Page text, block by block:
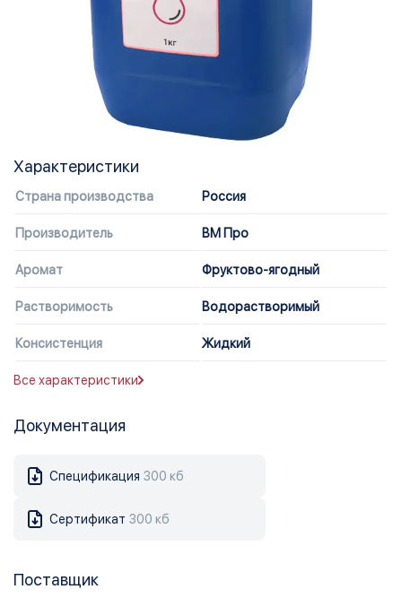
Характеристики
Страна производства Россия
Производитель ВМ Про
Аромат Фруктово-ягодный
Растворимость Водорастворимый
Консистенция Жидкий
Все характеристики
Документация
Спецификация 300 кб
Сертификат 300 кб
Поставщик